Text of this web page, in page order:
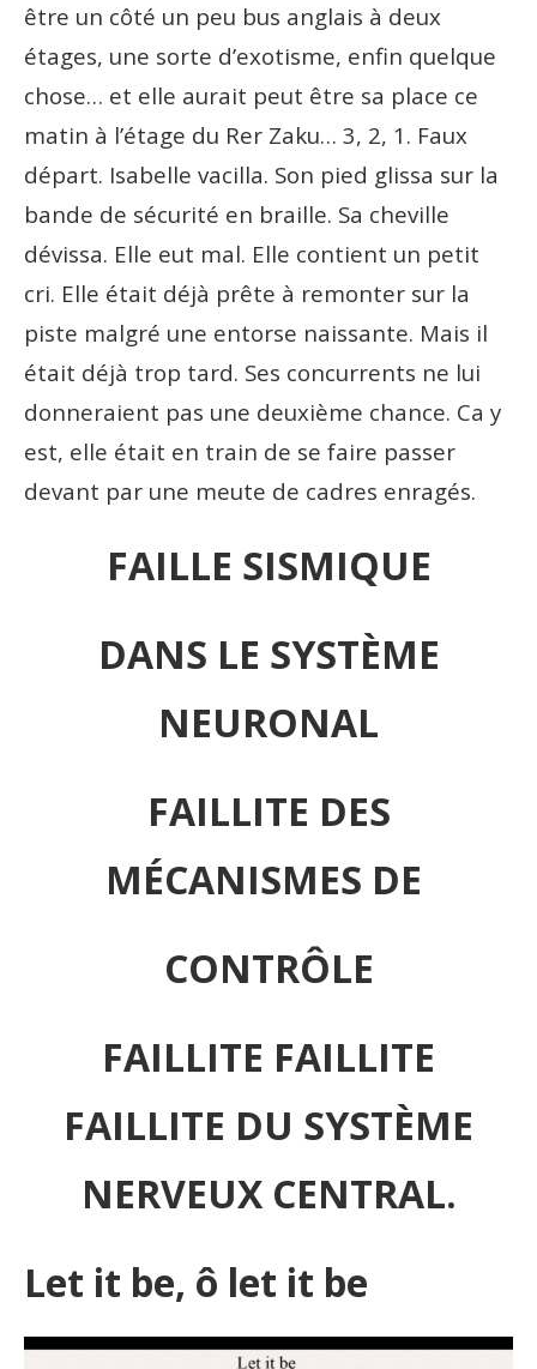
être un côté un peu bus anglais à deux
étages, une sorte d’exotisme, enfin quelque
chose… et elle aurait peut être sa place ce
matin à l’étage du Rer Zaku… 3, 2, 1. Faux
départ. Isabelle vacilla. Son pied glissa sur la
bande de sécurité en braille. Sa cheville
dévissa. Elle eut mal. Elle contient un petit
cri. Elle était déjà prête à remonter sur la
piste malgré une entorse naissante. Mais il
était déjà trop tard. Ses concurrents ne lui
donneraient pas une deuxième chance. Ca y
est, elle était en train de se faire passer
devant par une meute de cadres enragés.
FAILLE SISMIQUE
DANS LE SYSTÈME
NEURONAL
FAILLITE DES
MÉCANISMES DE
CONTRÔLE
FAILLITE FAILLITE
FAILLITE DU SYSTÈME
NERVEUX CENTRAL.
Let it be, ô let it be